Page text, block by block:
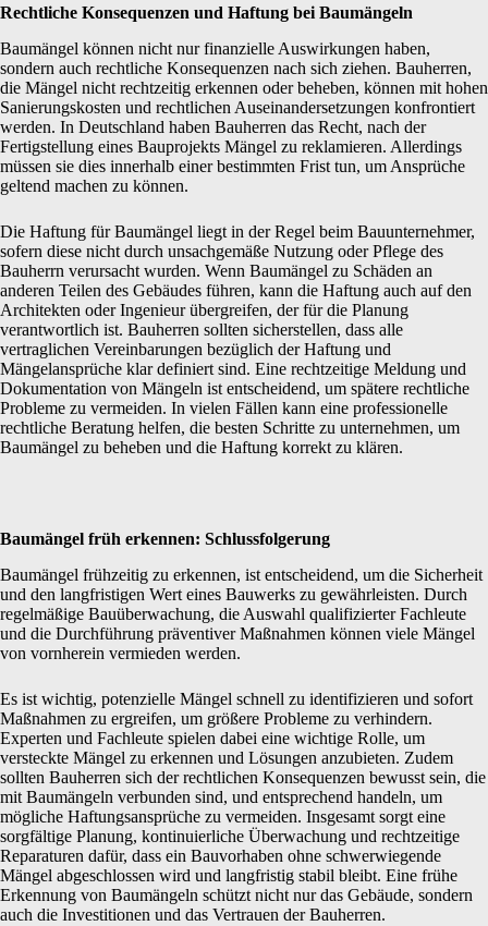
Rechtliche Konsequenzen und Haftung bei Baumängeln
Baumängel können nicht nur finanzielle Auswirkungen haben,
sondern auch rechtliche Konsequenzen nach sich ziehen. Bauherren,
die Mängel nicht rechtzeitig erkennen oder beheben, können mit hohen
Sanierungskosten und rechtlichen Auseinandersetzungen konfrontiert
werden. In Deutschland haben Bauherren das Recht, nach der
Fertigstellung eines Bauprojekts Mängel zu reklamieren. Allerdings
müssen sie dies innerhalb einer bestimmten Frist tun, um Ansprüche
geltend machen zu können.
Die Haftung für Baumängel liegt in der Regel beim Bauunternehmer,
sofern diese nicht durch unsachgemäße Nutzung oder Pflege des
Bauherrn verursacht wurden. Wenn Baumängel zu Schäden an
anderen Teilen des Gebäudes führen, kann die Haftung auch auf den
Architekten oder Ingenieur übergreifen, der für die Planung
verantwortlich ist. Bauherren sollten sicherstellen, dass alle
vertraglichen Vereinbarungen bezüglich der Haftung und
Mängelansprüche klar definiert sind. Eine rechtzeitige Meldung und
Dokumentation von Mängeln ist entscheidend, um spätere rechtliche
Probleme zu vermeiden. In vielen Fällen kann eine professionelle
rechtliche Beratung helfen, die besten Schritte zu unternehmen, um
Baumängel zu beheben und die Haftung korrekt zu klären.
Baumängel früh erkennen: Schlussfolgerung
Baumängel frühzeitig zu erkennen, ist entscheidend, um die Sicherheit
und den langfristigen Wert eines Bauwerks zu gewährleisten. Durch
regelmäßige Bauüberwachung, die Auswahl qualifizierter Fachleute
und die Durchführung präventiver Maßnahmen können viele Mängel
von vornherein vermieden werden.
Es ist wichtig, potenzielle Mängel schnell zu identifizieren und sofort
Maßnahmen zu ergreifen, um größere Probleme zu verhindern.
Experten und Fachleute spielen dabei eine wichtige Rolle, um
versteckte Mängel zu erkennen und Lösungen anzubieten. Zudem
sollten Bauherren sich der rechtlichen Konsequenzen bewusst sein, die
mit Baumängeln verbunden sind, und entsprechend handeln, um
mögliche Haftungsansprüche zu vermeiden. Insgesamt sorgt eine
sorgfältige Planung, kontinuierliche Überwachung und rechtzeitige
Reparaturen dafür, dass ein Bauvorhaben ohne schwerwiegende
Mängel abgeschlossen wird und langfristig stabil bleibt. Eine frühe
Erkennung von Baumängeln schützt nicht nur das Gebäude, sondern
auch die Investitionen und das Vertrauen der Bauherren.